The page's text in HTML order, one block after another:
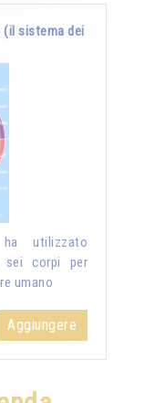
(il sistema dei
ha utilizzato
sei corpi per
umano
Aggiungere